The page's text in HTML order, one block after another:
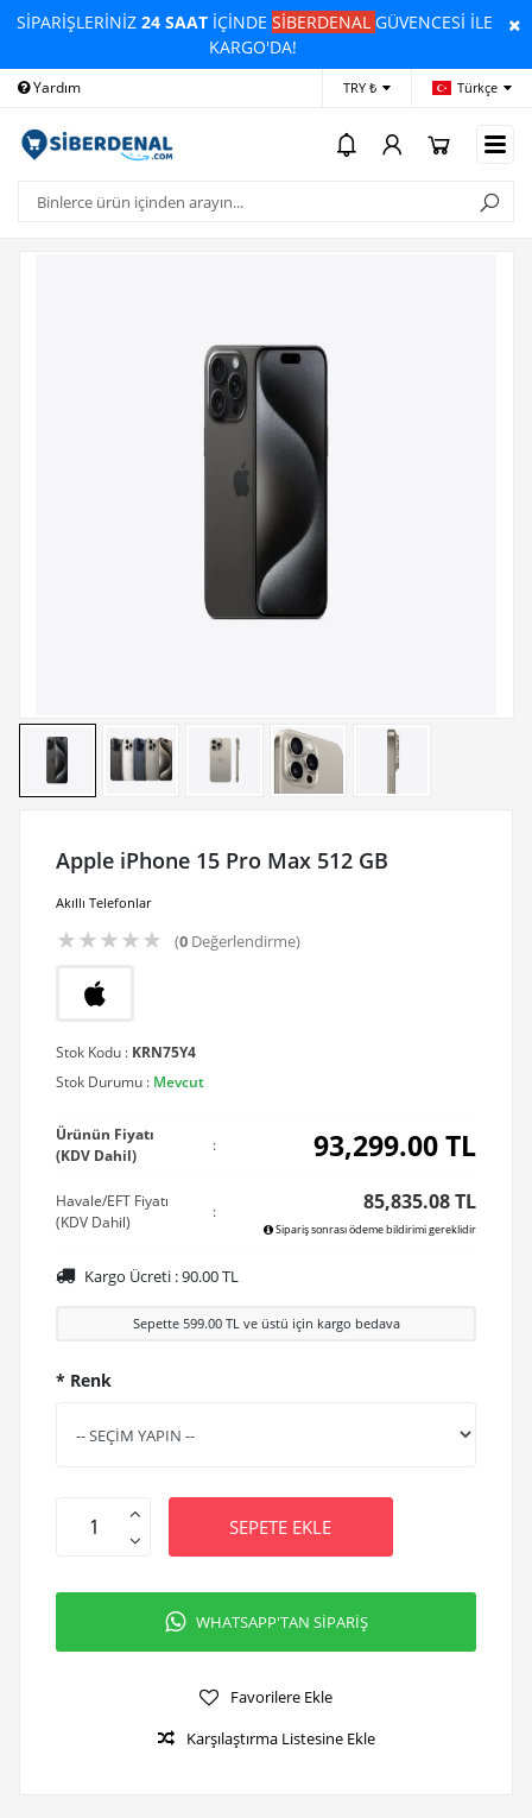
SİPARİŞLERİNİZ24 SAAT İÇİNDESİBERDENALGÜVENCESİ İLE
KARGO'DA!
Yardım Ödeme Bildirimi
TRY ₺ Türkçe
Apple iPhone 15 Pro Max 512 GB
Akıllı Telefonlar
★★★★★ (0Değerlendirme)
Stok Kodu : KRN75Y4
Stok Durumu : Mevcut
Ürünün Fiyatı
(KDV Dahil)
: 93,299.00TL
Havale/EFT Fiyatı
(KDV Dahil)
: 85,835.08 TL
Sipariş sonrası ödeme bildirimi gereklidir
Kargo Ücreti :90.00TL
Sepette 599.00TL ve üstü için kargo bedava
* Renk
SEPETE EKLE
WHATSAPP'TAN SİPARİŞ
Favorilere Ekle
Karşılaştırma Listesine Ekle